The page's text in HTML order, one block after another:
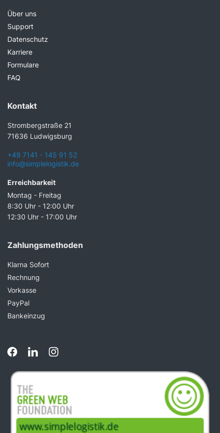
Über uns
Support
Datenschutz
Karriere
Formulare
FAQ
Kontakt
Strombergstraße 21
71636 Ludwigsburg
+49 7141 - 145 91 52
info@simplelogistik.de
Erreichbarkeit
Montag - Freitag
8:30 Uhr - 12:00 Uhr
12:30 Uhr - 17:00 Uhr
Zahlungsmethoden
Klarna Sofort
Rechnung
Vorkasse
PayPal
Bankeinzug